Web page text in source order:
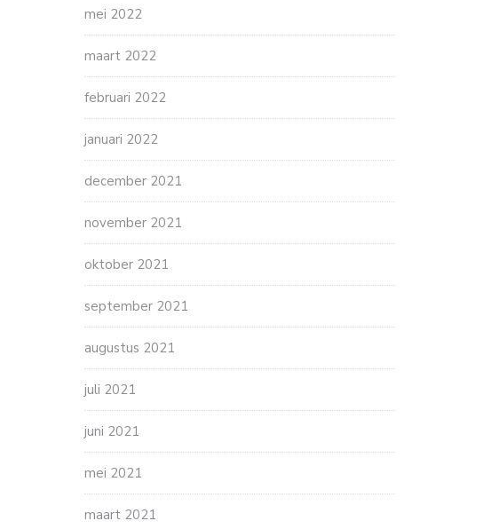
mei 2022
maart 2022
februari 2022
januari 2022
december 2021
november 2021
oktober 2021
september 2021
augustus 2021
juli 2021
juni 2021
mei 2021
maart 2021